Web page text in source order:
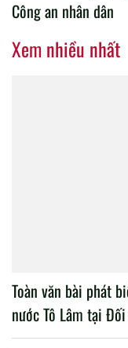
Công an nhân dân
Xem nhiều nhất
Toàn văn bài phát
nước Tô Lâm tại